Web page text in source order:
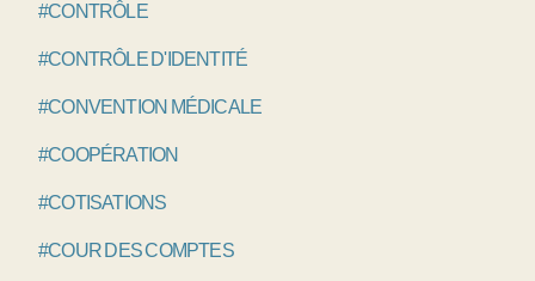
#CONTRÔLE
#CONTRÔLE D'IDENTITÉ
#CONVENTION MÉDICALE
#COOPÉRATION
#COTISATIONS
#COUR DES COMPTES